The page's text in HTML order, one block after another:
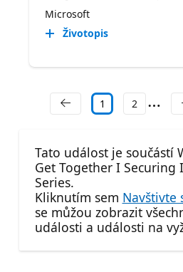
Microsoft
Životopis
1 2
Tato událost je součástí
Get Together I Securing
Series.
Kliknutím sem Navštivte
se můžou zobrazit
události a události na